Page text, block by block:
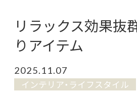
リラックス効果抜
りアイテム
2025.11.07
インテリア・ライフスタイル